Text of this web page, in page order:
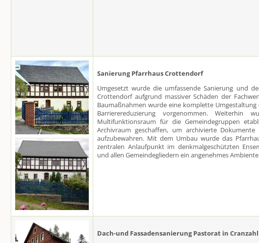
Sanierung Pfarrhaus Crottendorf
Umgesetzt wurde die umfassende Sanierung und
Crottendorf aufgrund massiver Schäden der
Baumaßnahmen wurde eine komplette
Barrierereduzierung vorgenommen. Weiterhin
Multifunktionsraum für die Gemeindegruppen
Archivraum geschaffen, um archivierte
aufzubewahren. Mit dem Umbau wurde das
zentralen Anlaufpunkt im denkmalgeschützten
und allen Gemeindegliedern ein angenehmes
Dach-und Fassadensanierung Pastorat in Cranzahl